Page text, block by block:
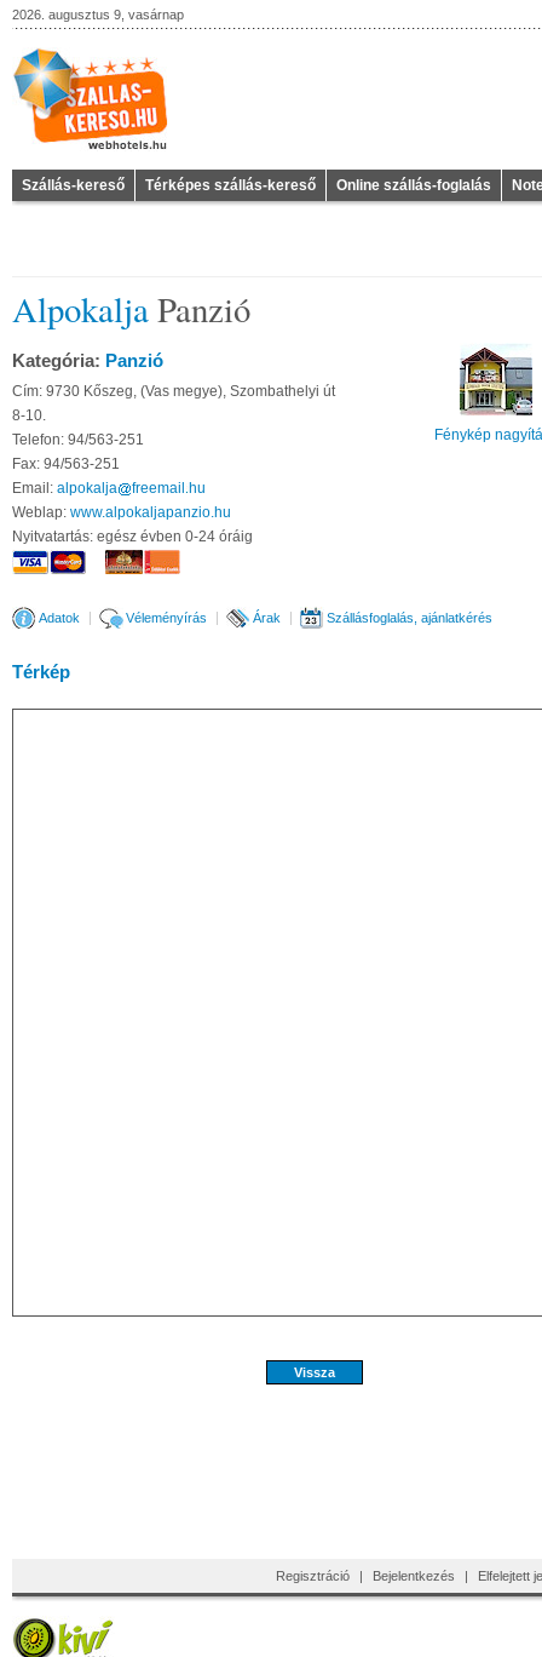
2026. augusztus 9, vasárnap
Szállás-kereső Térképes szállás-kereső Online szállás-foglalás
AlpokaljaPanzió
Kategória: Panzió
Cím: 9730 Kőszeg, (Vas megye), Szombathelyi út
8-10.
Telefon: 94/563-251
Fax: 94/563-251
Email: alpokalja freemail hu
Weblap: www.alpokaljapanzio.hu
Nyitvatartás: egész évben 0-24 óráig
Fénykép
Adatok Véleményírás Árak Szállásfoglalás, ajánlatkérés
Térkép
Regisztráció | Bejelentkezés | Elfelejtett